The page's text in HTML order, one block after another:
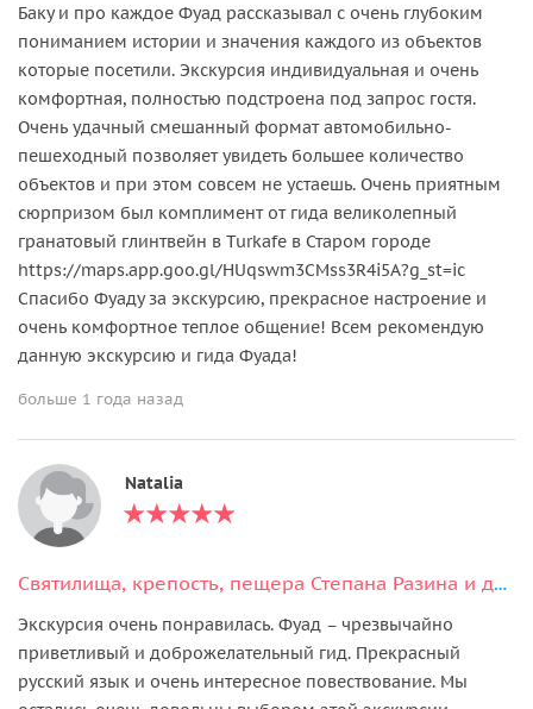
Баку и про каждое Фуад рассказывал с очень глубоким
пониманием истории и значения каждого из объектов
которые посетили. Экскурсия индивидуальная и очень
комфортная, полностью подстроена под запрос гостя.
Очень удачный смешанный формат автомобильно-
пешеходный позволяет увидеть большее количество
объектов и при этом совсем не устаешь. Очень приятным
сюрпризом был комплимент от гида великолепный
гранатовый глинтвейн в Turkafe в Старом городе
https://maps.app.goo.gl/HUqswm3CMss3R4i5A?g_st=ic
Спасибо Фуаду за экскурсию, прекрасное настроение и
очень комфортное теплое общение! Всем рекомендую
данную экскурсию и гида Фуада!
больше 1 года назад
Natalia
Святилища, крепость, пещера Степана Разина и другие «нетуристические места»
Экскурсия очень понравилась. Фуад – чрезвычайно
приветливый и доброжелательный гид. Прекрасный
русский язык и очень интересное повествование. Мы